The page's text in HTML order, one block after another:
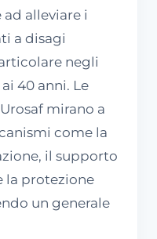
alleviare i
a disagi
negli
40 anni. Le
mirano a
come la
il supporto
la protezione
un generale